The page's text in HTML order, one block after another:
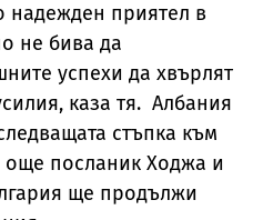
надежден приятел в
не бива да
успехи да хвърлят
каза тя. Албания
стъпка към
още посланик Ходжа и
ще продължи